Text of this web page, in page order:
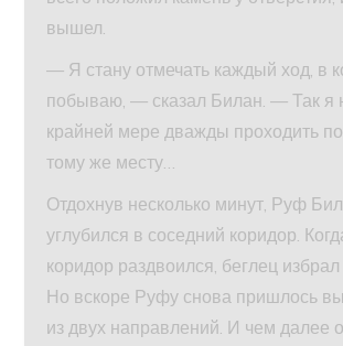
вышел.
— Я стану отмечать каждый ход, в
побываю, — сказал Билан. — Так я
крайней мере дважды проходить
тому же месту…
Отдохнув несколько минут, Руф
углубился в соседний коридор.
коридор раздвоился, беглец
Но вскоре Руфу снова пришлось
из двух направлений. И чем далее